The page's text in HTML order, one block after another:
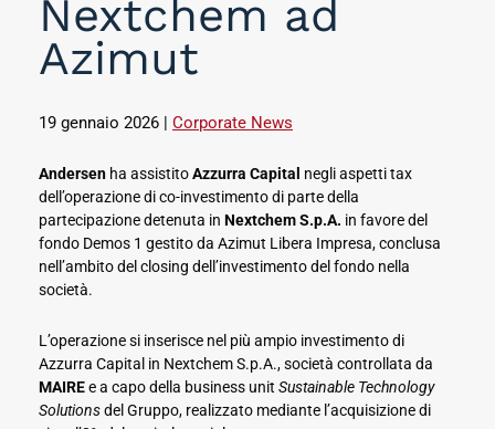
Nextchem ad
Azimut
19 gennaio 2026 | Corporate News
Andersen ha assistitoAzzurra Capital negli aspetti tax
dell’operazione di co-investimento di parte della
partecipazione detenuta in Nextchem S.p.A. in favore del
fondo Demos 1 gestito da Azimut Libera Impresa, conclusa
nell’ambito del closing dell’investimento del fondo nella
società.
L’operazione si inserisce nel più ampio investimento di
Azzurra Capital in Nextchem S.p.A., società controllata da
MAIREe a capo della business unit Sustainable Technology
Solutionsdel Gruppo, realizzato mediante l’acquisizione di